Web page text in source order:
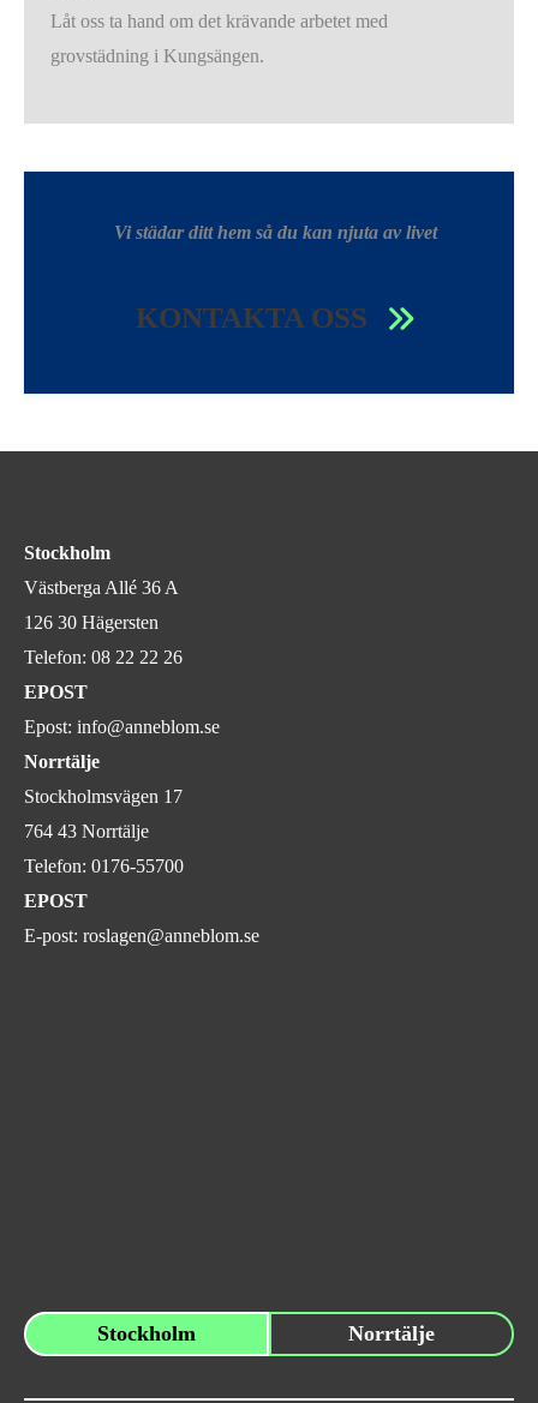
Låt oss ta hand om det krävande arbetet med
grovstädning i Kungsängen.
Vi städar ditt hem så du kan njuta av livet
KONTAKTA OSS
Stockholm
Västberga Allé 36 A
126 30 Hägersten
Telefon: 08 22 22 26
EPOST
Epost: info@anneblom.se
Norrtälje
Stockholmsvägen 17
764 43 Norrtälje
Telefon: 0176-55700
EPOST
E-post: roslagen@anneblom.se
Stockholm Norrtälje